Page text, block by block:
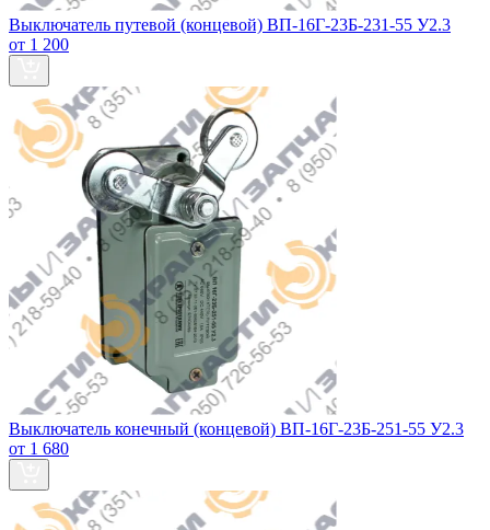
Выключатель путевой (концевой) ВП-16Г-23Б-231-55 У2.3
от 1 200
Выключатель конечный (концевой) ВП-16Г-23Б-251-55 У2.3
от 1 680